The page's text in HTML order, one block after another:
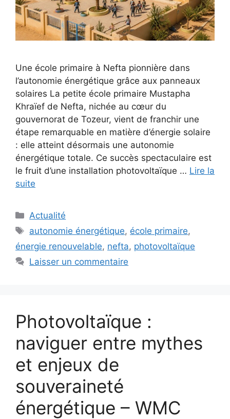
Une école primaire à Nefta pionnière dans
l’autonomie énergétique grâce aux panneaux
solaires La petite école primaire Mustapha
Khraïef de Nefta, nichée au cœur du
gouvernorat de Tozeur, vient de franchir une
étape remarquable en matière d’énergie solaire
: elle atteint désormais une autonomie
énergétique totale. Ce succès spectaculaire est
le fruit d’une installation photovoltaïque … Lire la
suite
Catégories
Actualité
Étiquettes
autonomie énergétique, école primaire,
énergie renouvelable, nefta, photovoltaïque
Laisser un commentaire
Photovoltaïque :
naviguer entre mythes
et enjeux de
souveraineté
énergétique – WMC